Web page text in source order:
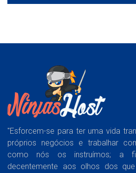
"Esforcem-se para ter uma vida
próprios negócios e trabalhar
como nós os instruímos; a
decentemente aos olhos dos